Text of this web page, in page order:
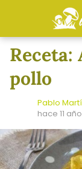
Receta:
pollo
Pablo
hace 11